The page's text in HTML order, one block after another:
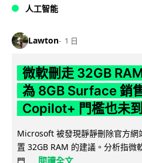
人工智能
Lawton 1 日
微軟刪走 32GB
為 8GB Surface 銷
Copilot+ 門檻也未到
Microsoft 被發現靜靜刪除官方網
置 32GB RAM 的建議。分析指微
閱讀全文